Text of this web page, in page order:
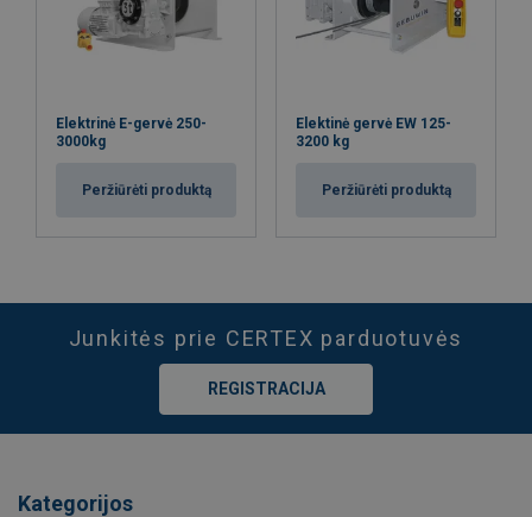
Elektrinė E-gervė 250-
3000kg
Peržiūrėti produktą
Elektinė gervė EW 125-
3200 kg
Peržiūrėti produktą
Junkitės prie CERTEX parduotuvės
REGISTRACIJA
Kategorijos